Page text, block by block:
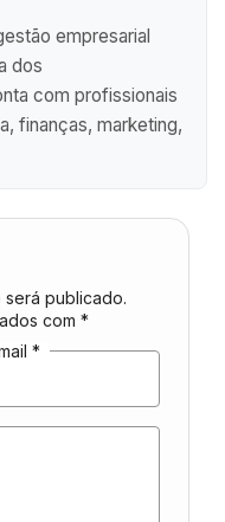
empresarial
dos
com profissionais
finanças, marketing,
publicado.
com *
*